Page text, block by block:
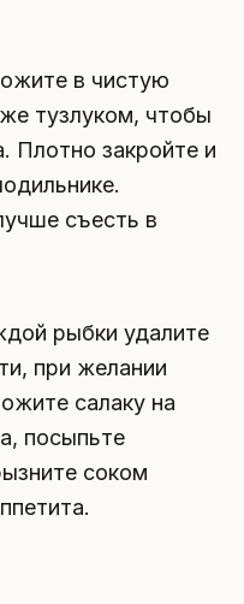
в чистую
тузлуком, чтобы
Плотно закройте и
съесть в
рыбки удалите
при желании
салаку на
посыпьте
соком